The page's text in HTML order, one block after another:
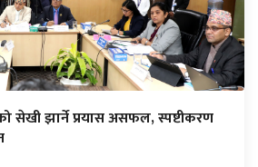
सेखी झार्ने प्रयास असफल, स्पष्टीकरण